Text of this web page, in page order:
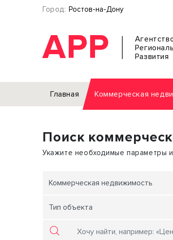
Город: Ростов-на-Дону
АРР
Развития
Главная Коммерческая
Офис
Торговое помещение
Склад
Поиск
Укажите необходимые параметры
Коммерческая недвижимость
Тип объекта